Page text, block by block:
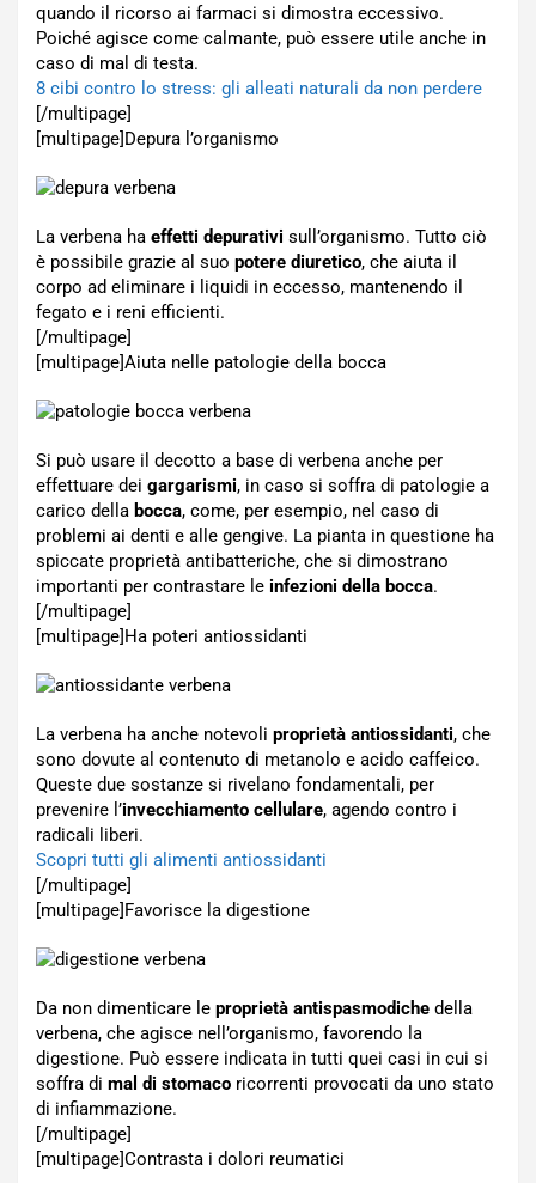
quando il ricorso ai farmaci si dimostra eccessivo.
Poiché agisce come calmante, può essere utile anche in
caso di mal di testa.
8 cibi contro lo stress: gli alleati naturali da non perdere
[/multipage]
[multipage]Depura l’organismo
La verbena ha effetti depurativi sull’organismo. Tutto ciò
è possibile grazie al suo potere diuretico, che aiuta il
corpo ad eliminare i liquidi in eccesso, mantenendo il
fegato e i reni efficienti.
[/multipage]
[multipage]Aiuta nelle patologie della bocca
Si può usare il decotto a base di verbena anche per
effettuare dei gargarismi, in caso si soffra di patologie a
carico della bocca, come, per esempio, nel caso di
problemi ai denti e alle gengive. La pianta in questione ha
spiccate proprietà antibatteriche, che si dimostrano
importanti per contrastare le infezioni della bocca.
[/multipage]
[multipage]Ha poteri antiossidanti
La verbena ha anche notevoli proprietà antiossidanti, che
sono dovute al contenuto di metanolo e acido caffeico.
Queste due sostanze si rivelano fondamentali, per
prevenire l’invecchiamento cellulare, agendo contro i
radicali liberi.
Scopri tutti gli alimenti antiossidanti
[/multipage]
[multipage]Favorisce la digestione
Da non dimenticare le proprietà antispasmodiche della
verbena, che agisce nell’organismo, favorendo la
digestione. Può essere indicata in tutti quei casi in cui si
soffra di mal di stomaco ricorrenti provocati da uno stato
di infiammazione.
[/multipage]
[multipage]Contrasta i dolori reumatici